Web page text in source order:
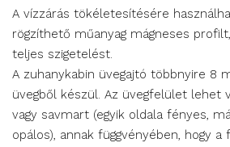
A vízzárás tökéletesítésére
rögzíthető műanyag mágneses
teljes szigetelést.
A zuhanykabin üvegajtó többnyire 8
üvegből készül. Az üvegfelület lehet
vagy savmart (egyik oldala fényes,
opálos), annak függvényében, hogy